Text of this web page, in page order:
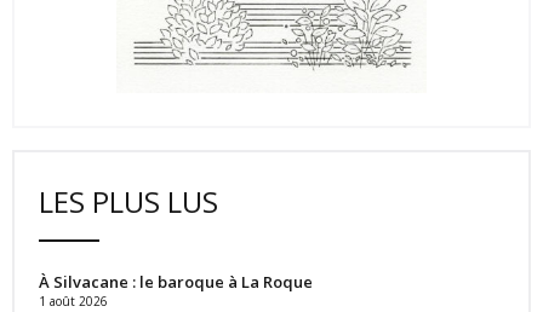
LES PLUS LUS
À Silvacane : le baroque à La Roque
1 août 2026